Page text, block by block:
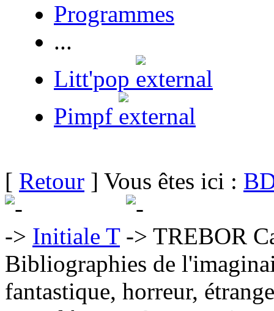
Programmes
...
Litt'pop
Pimpf
[ Retour ] Vous êtes ici :
Initiale T
TREBOR
Bibliographies de
fantastique, horreur,